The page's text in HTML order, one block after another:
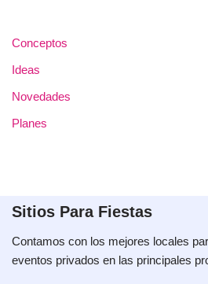
Conceptos
Ideas
Novedades
Planes
Sitios Para Fiestas
Contamos con los mejores locales
eventos privados en las principales